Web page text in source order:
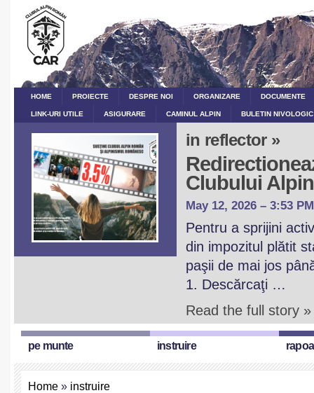
HOME PROIECTE DESPRE NOI ORGANIZARE DOCUMENTE
LINK-URI UTILE ASIGURARE CAMINUL ALPIN BULETIN
in reflector »
Clubului
May 12, 2026 – 3:53 PM
Pentru a sprijini
din impozitul plătit
paşii de mai jos
1. Descărcaţi …
Read the full story »
pe munte instruire
Home » instruire